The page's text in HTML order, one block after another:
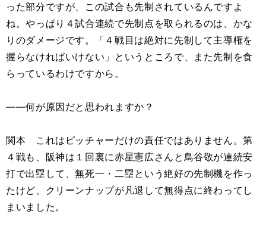
った部分ですが、この試合も先制されているんですよ
ね。やっぱり４試合連続で先制点を取られるのは、かな
りのダメージです。「４戦目は絶対に先制して主導権を
握らなければいけない」というところで、また先制を食
らっているわけですから。
――何が原因だと思われますか？
関本 これはピッチャーだけの責任ではありません。第
４戦も、阪神は１回裏に赤星憲広さんと鳥谷敬が連続安
打で出塁して、無死一・二塁という絶好の先制機を作っ
たけど、クリーンナップが凡退して無得点に終わってし
まいました。